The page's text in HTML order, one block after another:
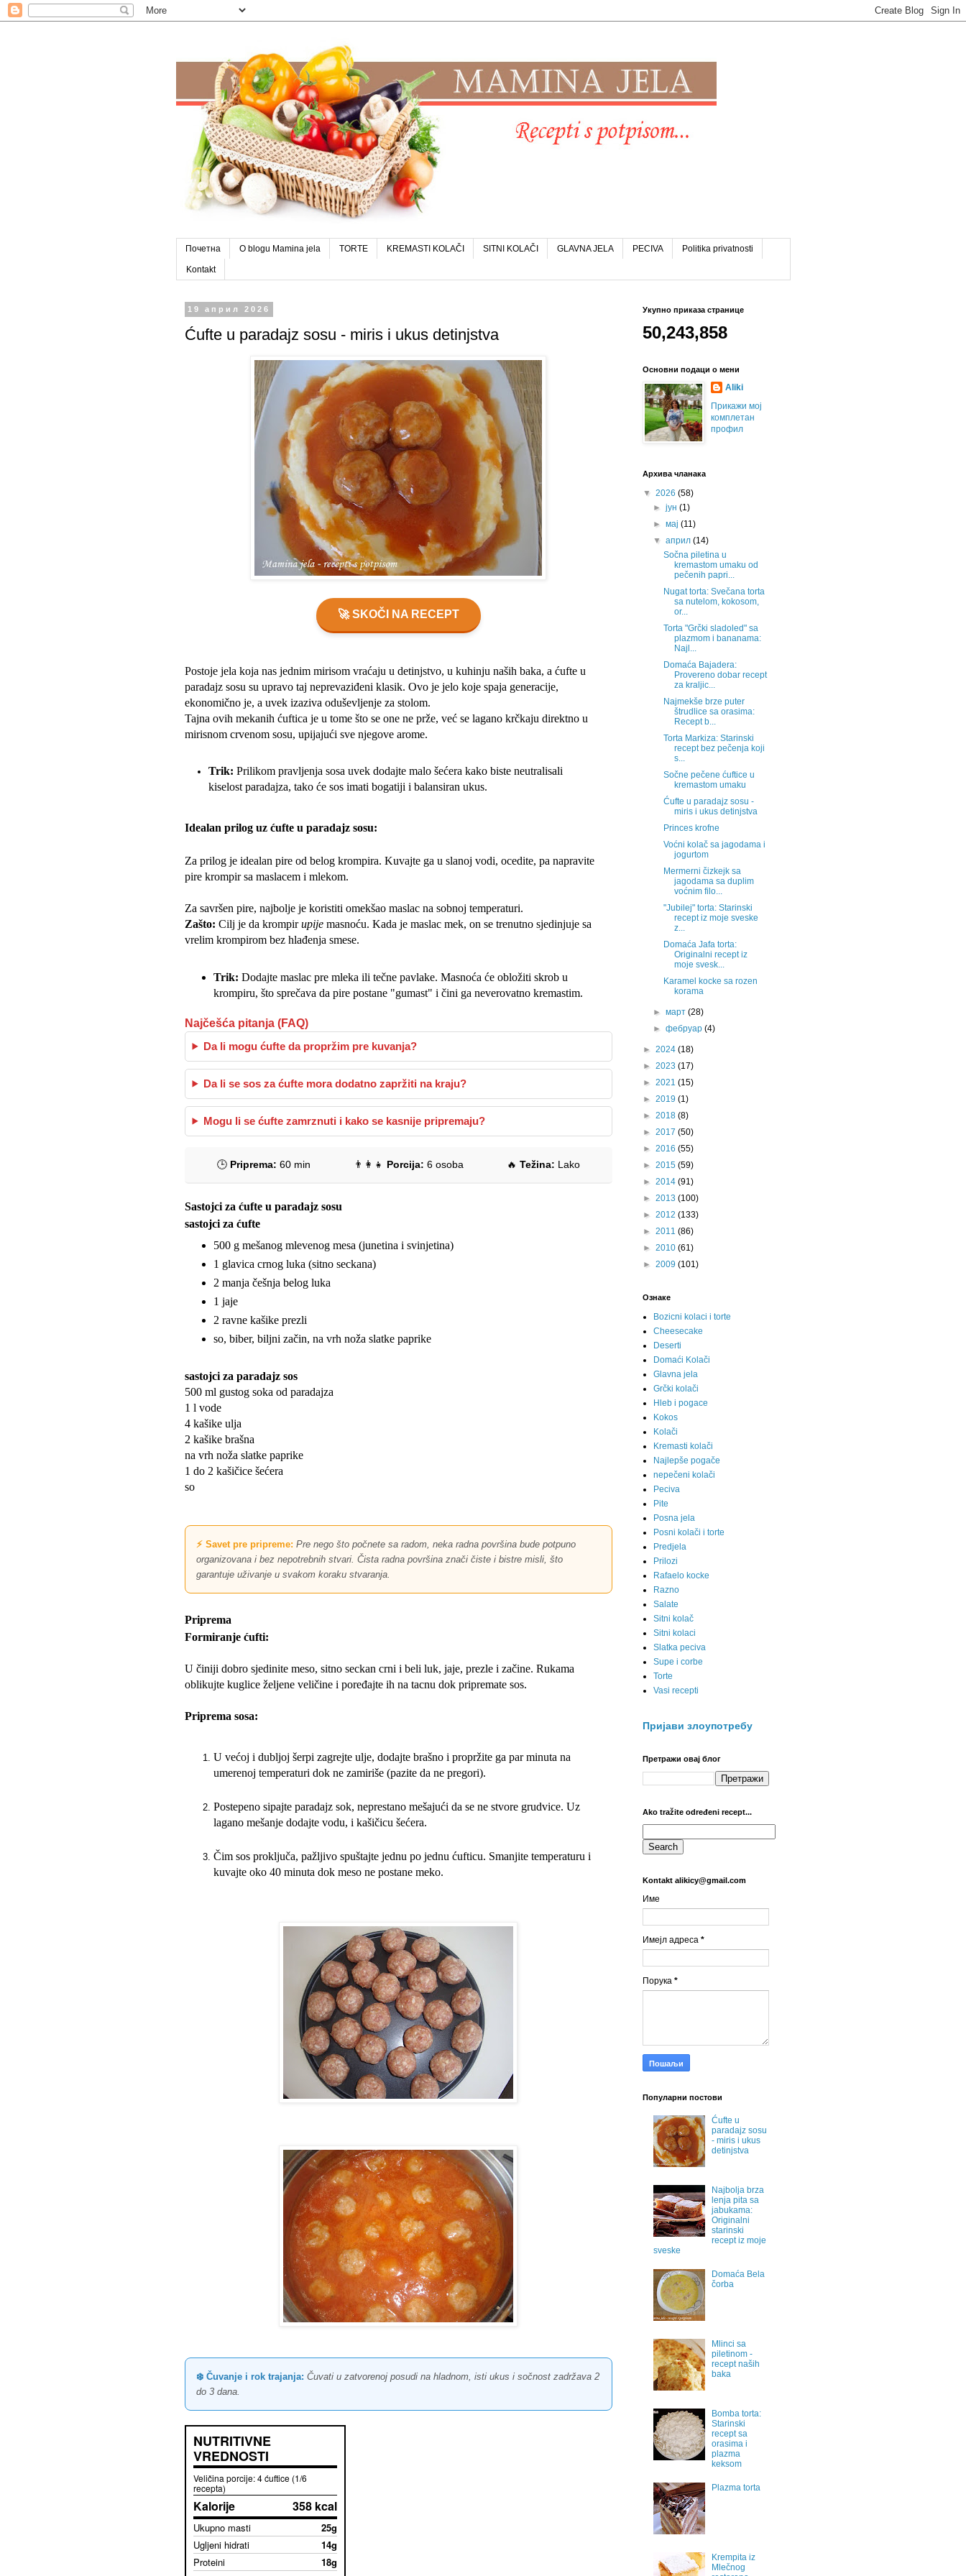
Почетна O blogu Mamina jela TORTE KREMASTI KOLAČI SITNI KOLAČI GLAVNA JELA PECIVA Politika privatnosti
Kontakt
19 април 2026
Ćufte u paradajz sosu - miris i ukus detinjstva
🚀 SKOČI NA RECEPT
Postoje jela koja nas jednim mirisom vraćaju u detinjstvo, u kuhinju naših baka, a ćufte u
paradajz sosu su upravo taj neprevaziđeni klasik. Ovo je jelo koje spaja generacije,
ekonomično je, a uvek izaziva oduševljenje za stolom.
Tajna ovih mekanih ćuftica je u tome što se one ne prže, već se lagano krčkaju direktno u
mirisnom crvenom sosu, upijajući sve njegove arome.
Trik: Prilikom pravljenja sosa uvek dodajte malo šećera kako biste neutralisali
kiselost paradajza, tako će sos imati bogatiji i balansiran ukus.
Idealan prilog uz ćufte u paradajz sosu:
Za prilog je idealan pire od belog krompira. Kuvajte ga u slanoj vodi, ocedite, pa napravite
pire krompir sa maslacem i mlekom.
Za savršen pire, najbolje je koristiti omekšao maslac na sobnoj temperaturi.
Zašto: Cilj je da krompirupijemasnoću. Kada je maslac mek, on se trenutno sjedinjuje sa
vrelim krompirom bez hlađenja smese.
Trik: Dodajte maslac pre mleka ili tečne pavlake. Masnoća će obložiti skrob u
krompiru, što sprečava da pire postane "gumast" i čini ga neverovatno kremastim.
Najčešća pitanja (FAQ)
Da li mogu ćufte da propržim pre kuvanja?
Da li se sos za ćufte mora dodatno zapržiti na kraju?
Mogu li se ćufte zamrznuti i kako se kasnije pripremaju?
🕒 Priprema: 60 min 👨‍👩‍👧 Porcija: 6 osoba 🔥 Težina: Lako
Sastojci za ćufte u paradajz sosu
sastojci za ćufte
500 g mešanog mlevenog mesa (junetina i svinjetina)
1 glavica crnog luka (sitno seckana)
2 manja češnja belog luka
1 jaje
2 ravne kašike prezli
so, biber, biljni začin, na vrh noža slatke paprike
sastojci za paradajz sos
500 ml gustog soka od paradajza
1 l vode
4 kašike ulja
2 kašike brašna
na vrh noža slatke paprike
1 do 2 kašičice šećera
so
⚡ Savet pre pripreme: Pre nego što počnete sa radom, neka radna površina bude potpuno
organizovana i bez nepotrebnih stvari. Čista radna površina znači čiste i bistre misli, što
garantuje uživanje u svakom koraku stvaranja.
Priprema
Formiranje ćufti:
U činiji dobro sjedinite meso, sitno seckan crni i beli luk, jaje, prezle i začine. Rukama
oblikujte kuglice željene veličine i poređajte ih na tacnu dok pripremate sos.
Priprema sosa:
U većoj i dubljoj šerpi zagrejte ulje, dodajte brašno i propržite ga par minuta na
umerenoj temperaturi dok ne zamiriše (pazite da ne pregori).
Postepeno sipajte paradajz sok, neprestano mešajući da se ne stvore grudvice. Uz
lagano mešanje dodajte vodu, i kašičicu šećera.
Čim sos proključa, pažljivo spuštajte jednu po jednu ćufticu. Smanjite temperaturu i
kuvajte oko 40 minuta dok meso ne postane meko.
❄️ Čuvanje i rok trajanja: Čuvati u zatvorenoj posudi na hladnom, isti ukus i sočnost zadržava 2
do 3 dana.
NUTRITIVNE
VREDNOSTI
Veličina porcije: 4 ćuftice (1/6
recepta)
Kalorije 358 kcal
Ukupno masti
25g
Ugljeni hidrati
14g
Proteini
18g
Укупно приказа странице
50,243,858
Основни подаци о мени
Aliki
Прикажи мој
комплетан
профил
Архива чланака
▼ 2026 (58)
► јун (1)
► мај (11)
▼ април (14)
Sočna piletina u
kremastom umaku od
pečenih papri...
Nugat torta: Svečana torta
sa nutelom, kokosom,
or...
Torta "Grčki sladoled" sa
plazmom i bananama:
Najl...
Domaća Bajadera:
Provereno dobar recept
za kraljic...
Najmekše brze puter
štrudlice sa orasima:
Recept b...
Torta Markiza: Starinski
recept bez pečenja koji
s...
Sočne pečene ćuftice u
kremastom umaku
Ćufte u paradajz sosu -
miris i ukus detinjstva
Princes krofne
Voćni kolač sa jagodama i
jogurtom
Mermerni čizkejk sa
jagodama sa duplim
voćnim filo...
"Jubilej" torta: Starinski
recept iz moje sveske
z...
Domaća Jafa torta:
Originalni recept iz
moje svesk...
Karamel kocke sa rozen
korama
► март (28)
► фебруар (4)
► 2024 (18)
► 2023 (17)
► 2021 (15)
► 2019 (1)
► 2018 (8)
► 2017 (50)
► 2016 (55)
► 2015 (59)
► 2014 (91)
► 2013 (100)
► 2012 (133)
► 2011 (86)
► 2010 (61)
► 2009 (101)
Ознаке
Bozicni kolaci i torte
Cheesecake
Deserti
Domaći Kolači
Glavna jela
Grčki kolači
Hleb i pogace
Kokos
Kolači
Kremasti kolači
Najlepše pogače
nepečeni kolači
Peciva
Pite
Posna jela
Posni kolači i torte
Predjela
Prilozi
Rafaelo kocke
Razno
Salate
Sitni kolač
Sitni kolaci
Slatka peciva
Supe i corbe
Torte
Vasi recepti
Пријави злоупотребу
Претражи овај блог
Ako tražite određeni recept...
Kontakt alikicy@gmail.com
Име
Имејл адреса *
Порука *
Популарни постови
Ćufte u
paradajz sosu
- miris i ukus
detinjstva
Najbolja brza
lenja pita sa
jabukama:
Originalni
starinski
recept iz moje
sveske
Domaća Bela
čorba
Mlinci sa
piletinom -
recept naših
baka
Bomba torta:
Starinski
recept sa
orasima i
plazma
keksom
Plazma torta
Krempita iz
Mlečnog